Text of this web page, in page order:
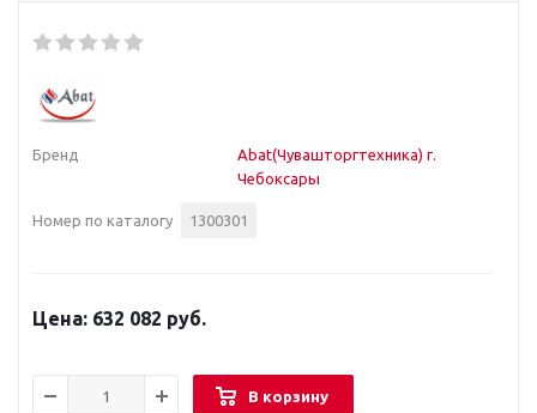
Бренд
Abat(Чувашторгтехника) г.
Чебоксары
Номер по каталогу 1300301
632 082 руб.
В корзину